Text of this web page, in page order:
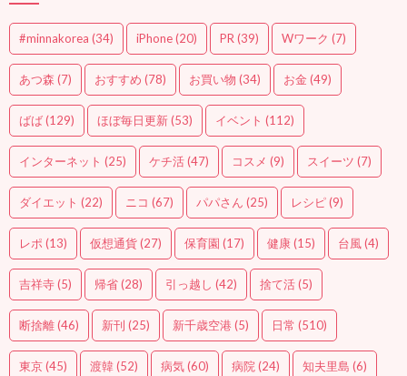
#minnakorea (34) iPhone(20) PR (39) Wワーク (7)
あつ森 (7) おすすめ (78) お買い物 (34) お金 (49)
ばば(129) ほぼ毎日更新(53) イベント (112)
インターネット (25) ケチ活(47) コスメ (9) スイーツ (7)
ダイエット (22) ニコ (67) パパさん (25) レシピ(9)
レポ (13) 仮想通貨(27) 保育園 (17) 健康(15) 台風(4)
吉祥寺(5) 帰省(28) 引っ越し (42) 捨て活(5)
断捨離(46) 新刊 (25) 新千歳空港(5) 日常 (510)
東京(45) 渡韓(52) 病気(60) 病院 (24) 知夫里島 (6)